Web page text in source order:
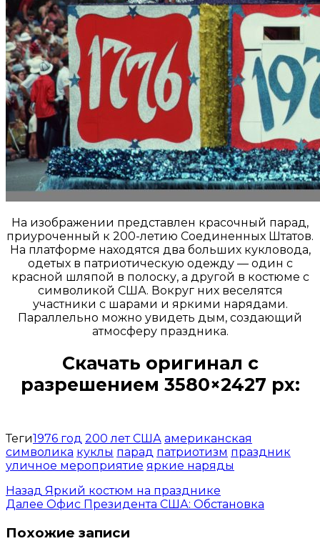
На изображении представлен красочный парад,
приуроченный к 200-летию Соединенных Штатов.
На платформе находятся два больших кукловода,
одетых в патриотическую одежду — один с
красной шляпой в полоску, а другой в костюме с
символикой США. Вокруг них веселятся
участники с шарами и яркими нарядами.
Параллельно можно увидеть дым, создающий
атмосферу праздника.
Скачать оригинал с
разрешением 3580×2427 px:
Теги1976 год 200 лет США американская
символика куклы парад патриотизм праздник
уличное мероприятие яркие наряды
Назад Яркий костюм на празднике
Далее Офис Президента США: Обстановка
Похожие записи